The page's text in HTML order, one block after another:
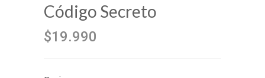
Código Secreto
$19.990